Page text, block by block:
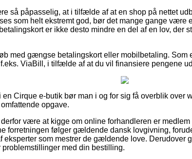
så påpasselig, at i tilfælde af at en shop på nettet
som helt ekstremt god, bør det mange gange være
er ikke desto mindre en del af en lov, der
med gængse betalingskort eller mobilbetaling. Som
ViaBill, i tilfælde af at du vil finansiere pengene
en Cirque e-butik bør man i og for sig få overblik over
opgave.
være at kigge om online forhandleren er
forretningen følger gældende dansk lovgivning,
eksperter som mestrer de gældende love. Derudover
problemstillinger med din bestilling.